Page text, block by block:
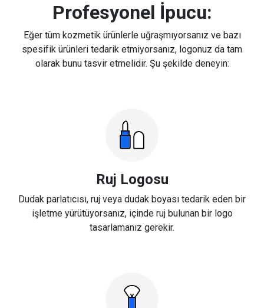
Profesyonel İpucu:
Eğer tüm kozmetik ürünlerle uğraşmıyorsanız ve bazı
spesifik ürünleri tedarik etmiyorsanız, logonuz da tam
olarak bunu tasvir etmelidir. Şu şekilde deneyin:
Ruj Logosu
Dudak parlatıcısı, ruj veya dudak boyası tedarik eden bir
işletme yürütüyorsanız, içinde ruj bulunan bir logo
tasarlamanız gerekir.